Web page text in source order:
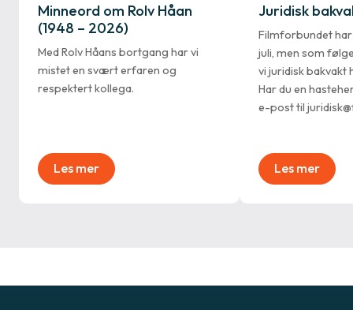
Minneord om Rolv Håan
(1948 – 2026)
Med Rolv Håans bortgang har vi
mistet en svært erfaren og
respektert kollega.
Les mer
Juridisk
Filmforbundet
juli, men som
vi juridisk bakvakt
Har du en
e-post til
Les mer